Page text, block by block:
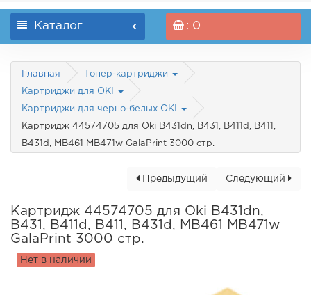
Каталог : 0
Главная Тонер-картриджи
Картриджи для OKI
Картриджи для черно-белых OKI
Картридж 44574705 для Oki B431dn, B431, B411d, B411,
B431d, MB461 MB471w GalaPrint 3000 стр.
Следующий
Предыдущий
Картридж 44574705 для Oki B431dn,
B431, B411d, B411, B431d, MB461 MB471w
GalaPrint 3000 стр.
Нет в наличии